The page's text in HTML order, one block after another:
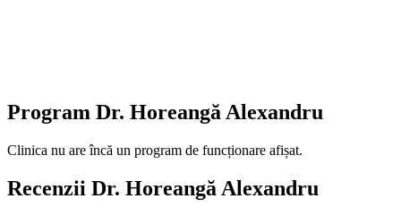
Program Dr. Horeangă Alexandru
Clinica nu are încă un program de funcționare afișat.
Recenzii Dr. Horeangă Alexandru